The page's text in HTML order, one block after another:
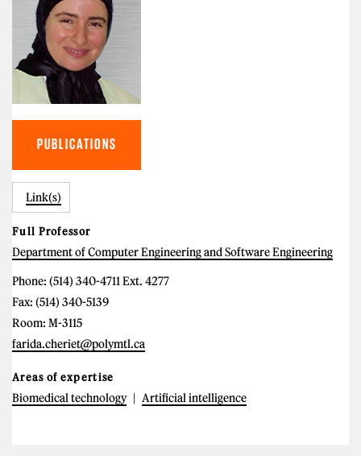
PUBLICATIONS
Link(s)
Full Professor
Department of Computer Engineering and Software Engineering
Phone: (514) 340-4711 Ext. 4277
Fax: (514) 340-5139
Room: M-3115
farida.cheriet@polymtl.ca
Areas of expertise
Biomedical technology Artificial intelligence